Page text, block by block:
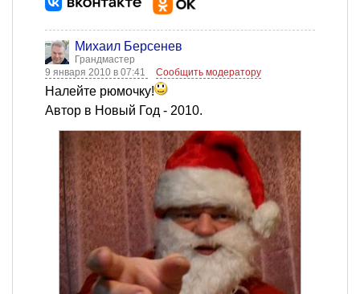
Михаил Берсенев
Грандмастер
9 января 2010 в 07:41
Сообщить модератору
Налейте рюмочку!
Автор в Новый Год - 2010.